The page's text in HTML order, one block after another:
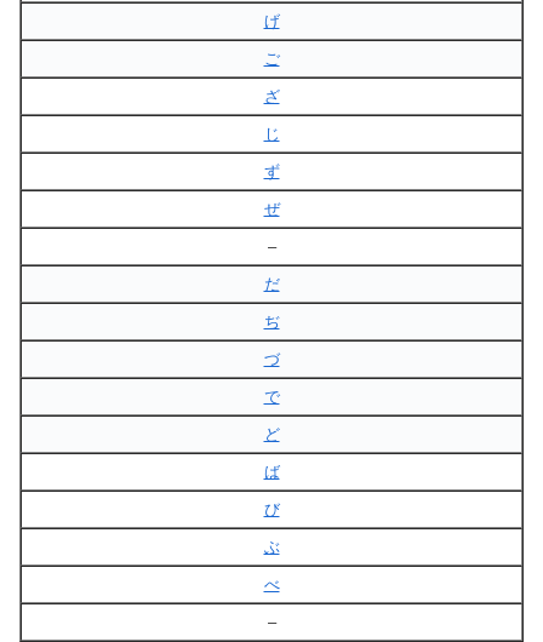
げ
ご
ざ
じ
ず
ぜ
–
だ
ぢ
づ
で
ど
ば
び
ぶ
べ
–